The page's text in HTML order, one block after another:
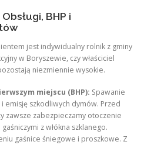
BHP i
jest indywidualny rolnik z gminy
w Boryszewie, czy właściciel
niezmiennie wysokie.
miejscu (BHP): Spawanie
emisję szkodliwych dymów. Przed
zawsze zabezpieczamy otoczenie
z włókna szklanego.
gaśnice śniegowe i proszkowe. Z